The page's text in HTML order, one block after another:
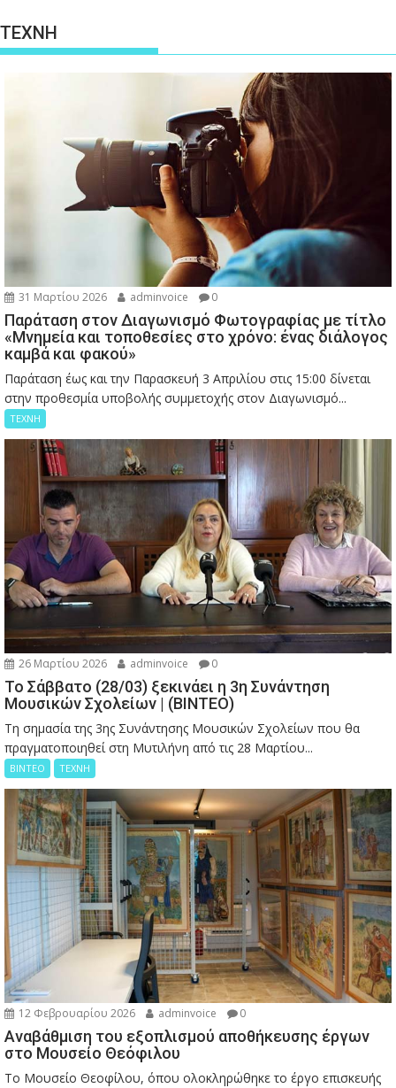
ΤΕΧΝΗ
31 Μαρτίου 2026 adminvoice 0
Παράταση στον Διαγωνισμό Φωτογραφίας με τίτλο
«Μνημεία και τοποθεσίες στο χρόνο: ένας διάλογος
καμβά και φακού»
Παράταση έως και την Παρασκευή 3 Απριλίου στις 15:00 δίνεται
στην προθεσμία υποβολής συμμετοχής στον Διαγωνισμό...
ΤΕΧΝΗ
26 Μαρτίου 2026 adminvoice 0
Το Σάββατο (28/03) ξεκινάει η 3η Συνάντηση
Μουσικών Σχολείων | (ΒΙΝΤΕΟ)
Τη σημασία της 3ης Συνάντησης Μουσικών Σχολείων που θα
πραγματοποιηθεί στη Μυτιλήνη από τις 28 Μαρτίου...
ΒΙΝΤΕΟ ΤΕΧΝΗ
12 Φεβρουαρίου 2026 adminvoice 0
Αναβάθμιση του εξοπλισμού αποθήκευσης έργων
στο Μουσείο Θεόφιλου
Το Μουσείο Θεοφίλου, όπου ολοκληρώθηκε το έργο επισκευής